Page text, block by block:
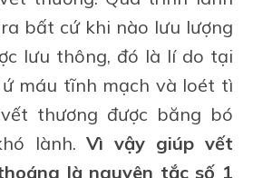
bất cứ khi nào lưu lượng
lưu thông, đó là lí do tại
máu tĩnh mạch và loét tì
thương được băng bó
lành.Vì vậy giúp vết
là nguyên tắc số 1